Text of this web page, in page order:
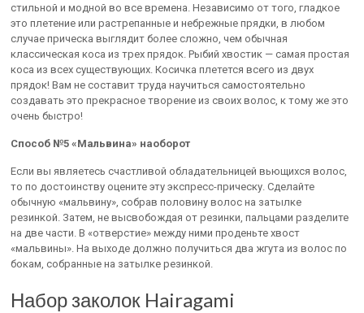
стильной и модной во все времена. Независимо от того, гладкое
это плетение или растрепанные и небрежные прядки, в любом
случае прическа выглядит более сложно, чем обычная
классическая коса из трех прядок. Рыбий хвостик — самая простая
коса из всех существующих. Косичка плетется всего из двух
прядок! Вам не составит труда научиться самостоятельно
создавать это прекрасное творение из своих волос, к тому же это
очень быстро!
Способ №5 «Мальвина» наоборот
Если вы являетесь счастливой обладательницей вьющихся волос,
то по достоинству оцените эту экспресс-прическу. Сделайте
обычную «мальвину», собрав половину волос на затылке
резинкой. Затем, не высвобождая от резинки, пальцами разделите
на две части. В «отверстие» между ними проденьте хвост
«мальвины». На выходе должно получиться два жгута из волос по
бокам, собранные на затылке резинкой.
Набор заколок Hairagami